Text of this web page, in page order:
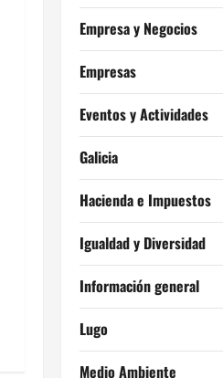
Empresa y Negocios
Empresas
Eventos y Actividades
Galicia
Hacienda e Impuestos
Igualdad y Diversidad
Información general
Lugo
Medio Ambiente